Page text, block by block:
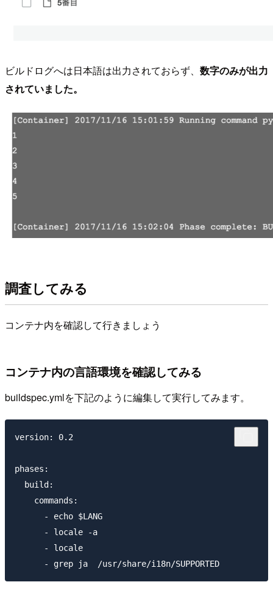
ビルドログへは日本語は出力されておらず、 数字のみが出力
されていました。
調査してみる
コンテナ内を確認して行きましょう
コンテナ内の言語環境を確認してみる
buildspec.ymlを下記のように編集して実行してみます。
version: 0.2
phases:
  build:
    commands:
      - echo $LANG
      - locale -a
      - locale